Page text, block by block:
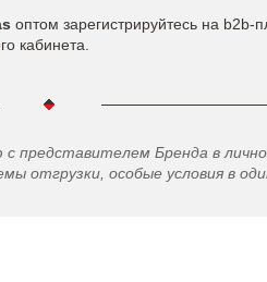
оптом зарегистрируйтесь на b2b-
кабинета.
с представителем Бренда в
отгрузки, особые условия в